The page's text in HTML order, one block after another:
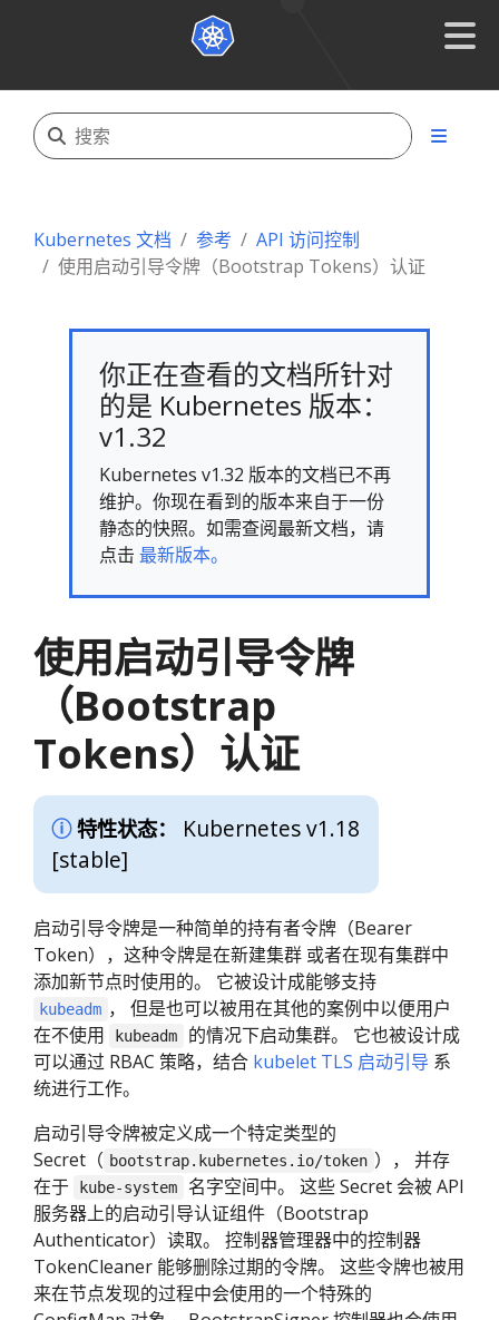
Kubernetes 文档 参考
API 访问控制
使用启动引导令牌（Bootstrap Tokens）认证
你正在查看的文档所针对
的是 Kubernetes 版本：
v1.32
Kubernetes v1.32 版本的文档已不再
维护。你现在看到的版本来自于一份
静态的快照。如需查阅最新文档，请
点击 最新版本。
使用启动引导令牌
（Bootstrap
Tokens）认证
特性状态：
Kubernetes v1.18
[stable]
启动引导令牌是一种简单的持有者令牌（Bearer
Token），这种令牌是在新建集群 或者在现有集群中
添加新节点时使用的。 它被设计成能够支持
kubeadm ， 但是也可以被用在其他的案例中以便用户
在不使用
kubeadm
的情况下启动集群。 它也被设计成
可以通过 RBAC 策略，结合 kubelet TLS 启动引导 系
统进行工作。
启动引导令牌被定义成一个特定类型的
Secret（ bootstrap.kubernetes.io/token ）， 并存
在于
kube-system
名字空间中。 这些 Secret 会被 API
服务器上的启动引导认证组件（Bootstrap
Authenticator）读取。 控制器管理器中的控制器
TokenCleaner 能够删除过期的令牌。 这些令牌也被用
来在节点发现的过程中会使用的一个特殊的